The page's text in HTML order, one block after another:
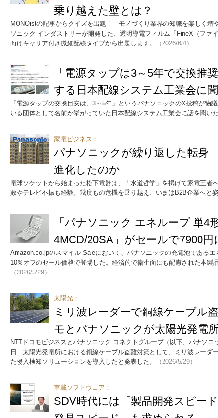
乗り越えた壁とは？
MONOistの記事からクイズを出題！ モノづくり業界の知識を楽しく増
ソニック インダストリーが開発した、透明導電フィルム「FineX（ファ
向けキャリア付き微細配線タイプから出題します。
（2026/6/4）
「電源タップは3～5年で交換
する日本配線システム工業会に
「電源タップの交換目安は、3～5年」というパナソニックのX投稿が物
いる団体として名前が挙がっていた日本配線システム工業会に話を聞い
家電ビジネス：
パナソニックが繰り返した転身
進化したのか
電球ソケットから始まった松下電器は、「水道哲学」を掲げて家電王者
敗やテレビ不振も経験。幾度もの危機を乗り越え、いまはB2B企業へと
「パナソニック エネループ 単4
4MCD/20SA」がセールで7900円
Amazon.co.jpのスマイル Saleにおいて、パナソニックの充電池である
10％オフのセール価格で登場した。経済的で衛生面にも配慮された本製
（2026/5/29）
太陽光：
ミリ波レーダーで銅線ケーブル
モとパナソニックが太陽光発電
NTTドコモビジネスとパナソニック コネクトグループ（以下、パナソニ
日、太陽光発電所における銅線ケーブル盗難対策として、ミリ波レーダ
た侵入検知ソリューションを導入したと発表した。
（2026/5/29）
車載ソフトウェア：
SDV時代には「製品開発スピー